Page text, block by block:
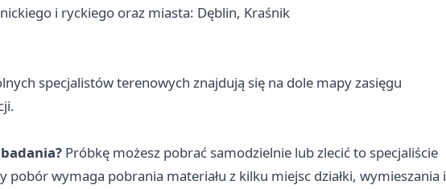
i ryckiego oraz miasta: Dęblin, Kraśnik
specjalistów terenowych znajdują się na dole mapy zasięgu
Próbkę możesz pobrać samodzielnie lub zlecić to specjaliście
pobór wymaga pobrania materiału z kilku miejsc działki, wymieszania i